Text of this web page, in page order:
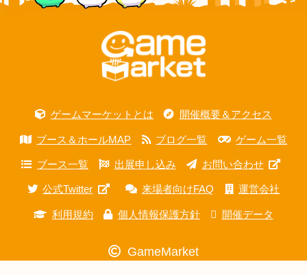
ゲームマーケットとは 開催概要＆アクセス
ブース＆ホールMAP ブログ一覧 ゲーム一覧
ブース一覧 出展申し込み お問い合わせ
公式Twitter 来場者向けFAQ 運営会社
利用規約 個人情報保護方針 開催データ
GameMarket